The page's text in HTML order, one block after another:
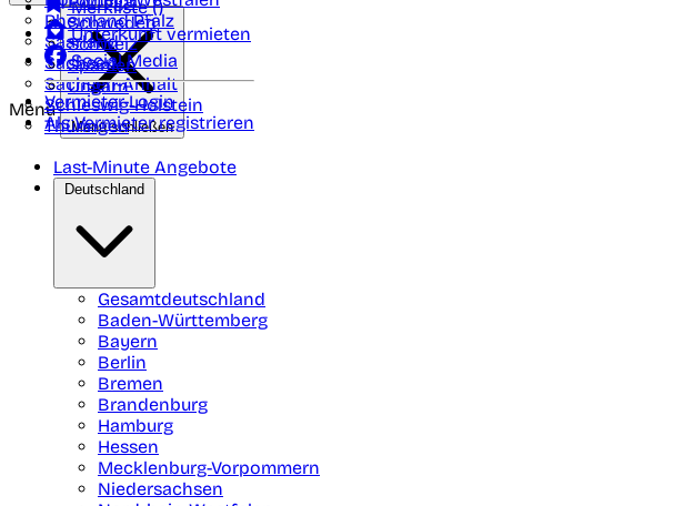
Rheinland Pfalz
Saarland
Sachsen
Sachsen-Anhalt
Schleswig-Holstein
Thüringen
Schweden
Schweiz
Spanien
Ungarn
Merkliste ()
Unterkunft vermieten
Social Media
Vermieter-Login
Als Vermieter registrieren
Menü
Menü schließen
Last-Minute Angebote
Deutschland
Gesamtdeutschland
Baden-Württemberg
Bayern
Berlin
Bremen
Brandenburg
Hamburg
Hessen
Mecklenburg-Vorpommern
Niedersachsen